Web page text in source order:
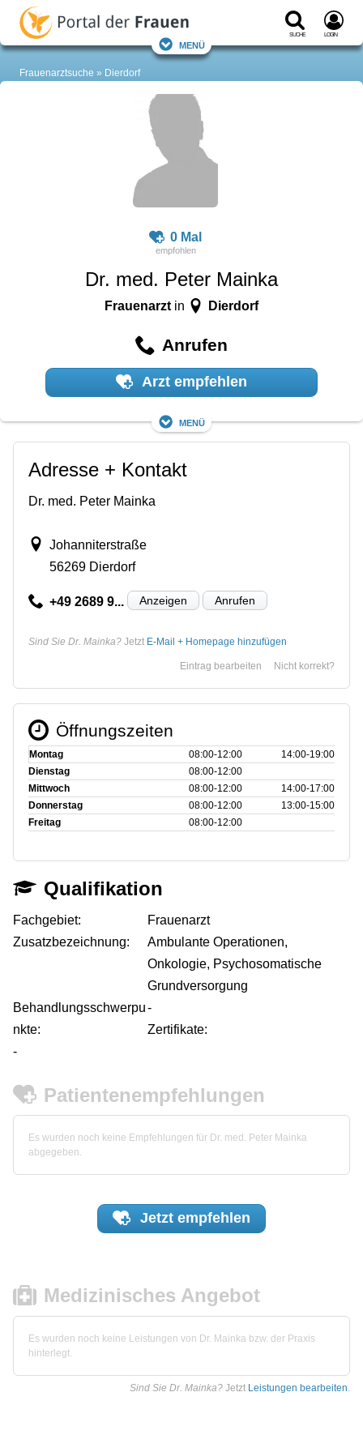
Suche Login
Menü
Frauenarztsuche Dierdorf
0 Mal
Dr. med. Peter Mainka
Frauenarztin Dierdorf
Anrufen
Arzt empfehlen
Menü
Adresse + Kontakt
Dr. med. Peter Mainka
Johanniterstraße
56269 Dierdorf
+49 2689 9... Anzeigen Anrufen
Sind Sie Dr. Mainka? Jetzt E-Mail + Homepage hinzufügen
Nicht korrekt?
Eintrag bearbeiten
Öffnungszeiten
Montag 08:00‑12:00
14:00‑19:00
Dienstag
08:00‑12:00
Mittwoch
08:00‑12:00
14:00‑17:00
Donnerstag
08:00‑12:00
13:00‑15:00
Freitag
08:00‑12:00
Qualifikation
Fachgebiet:
Frauenarzt
Zusatzbezeichnung:
Ambulante Operationen,
Onkologie, Psychosomatische
Grundversorgung
Behandlungsschwerpu
nkte:
-
Zertifikate:
-
Patientenempfehlungen
Es wurden noch keine Empfehlungen für Dr. med. Peter Mainka
abgegeben.
Jetzt empfehlen
Medizinisches Angebot
Es wurden noch keine Leistungen von Dr. Mainka bzw. der Praxis
hinterlegt.
Sind Sie Dr. Mainka? Jetzt Leistungen bearbeiten.